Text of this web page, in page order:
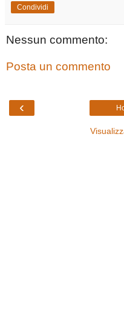
Condividi
Nessun commento:
Posta un commento
‹